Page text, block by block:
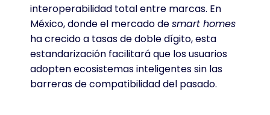
interoperabilidad total entre marcas. En
México, donde el mercado desmart homes
ha crecido a tasas de doble dígito, esta
estandarización facilitará que los usuarios
adopten ecosistemas inteligentes sin las
barreras de compatibilidad del pasado.